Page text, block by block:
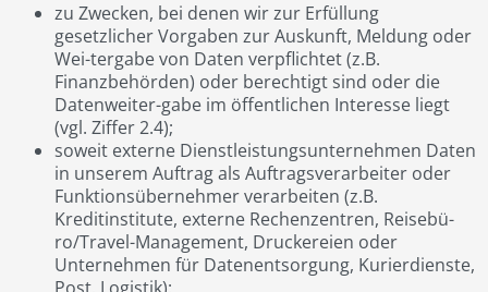
zu Zwecken, bei denen wir zur Erfüllung
gesetzlicher Vorgaben zur Auskunft, Meldung oder
Wei-tergabe von Daten verpflichtet (z.B.
Finanzbehörden) oder berechtigt sind oder die
Datenweiter-gabe im öffentlichen Interesse liegt
(vgl. Ziffer 2.4);
soweit externe Dienstleistungsunternehmen Daten
in unserem Auftrag als Auftragsverarbeiter oder
Funktionsübernehmer verarbeiten (z.B.
Kreditinstitute, externe Rechenzentren, Reisebü-
ro/Travel-Management, Druckereien oder
Unternehmen für Datenentsorgung, Kurierdienste,